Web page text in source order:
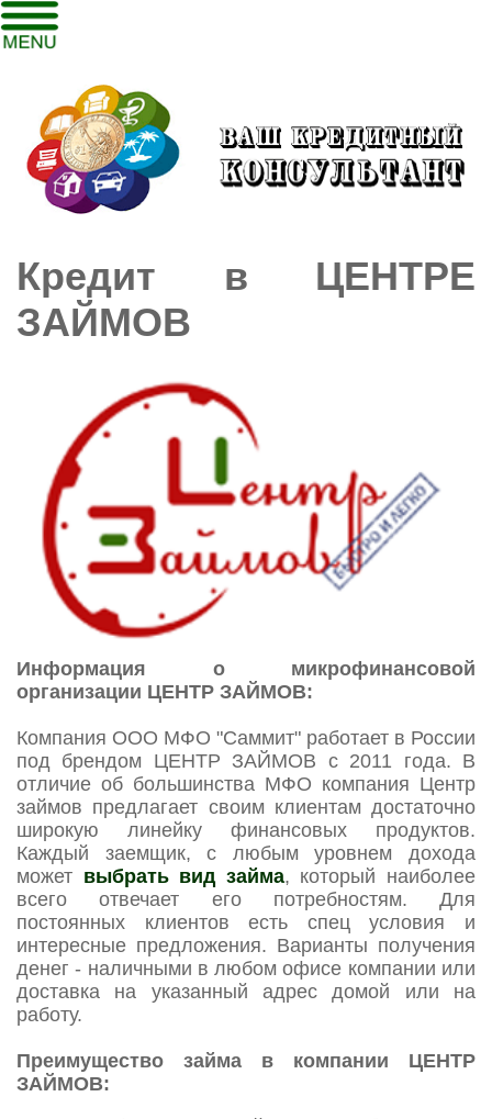
Кредит в ЦЕНТРЕ
ЗАЙМОВ
Информация о микрофинансовой
организации ЦЕНТР ЗАЙМОВ:
Компания ООО МФО "Саммит" работает в России
под брендом ЦЕНТР ЗАЙМОВ с 2011 года. В
отличие об большинства МФО компания Центр
займов предлагает своим клиентам достаточно
широкую линейку финансовых продуктов.
Каждый заемщик, с любым уровнем дохода
может выбрать вид займа, который наиболее
всего отвечает его потребностям. Для
постоянных клиентов есть спец условия и
интересные предложения. Варианты получения
денег - наличными в любом офисе компании или
доставка на указанный адрес домой или на
работу.
Преимущество займа в компании ЦЕНТР
ЗАЙМОВ: